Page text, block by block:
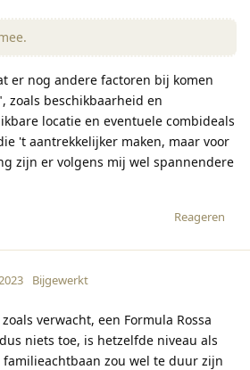
er nog andere factoren bij komen
zoals beschikbaarheid en
locatie en eventuele combideals
't aantrekkelijker maken, maar voor
zijn er volgens mij wel spannendere
Reageren
Bijgewerkt
verwacht, een Formula Rossa
niets toe, is hetzelfde niveau als
familieachtbaan zou wel te duur zijn